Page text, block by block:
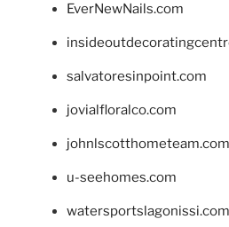
EverNewNails.com
salvatoresinpoint.com
jovialfloralco.com
johnlscotthometeam.com
u-seehomes.com
watersportslagonissi.com